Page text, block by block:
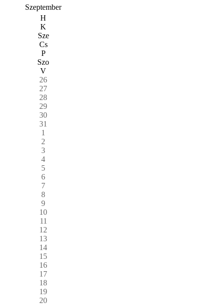
Szeptember
H
K
Sze
Cs
P
Szo
V
26
27
28
29
30
31
1
2
3
4
5
6
7
8
9
10
11
12
13
14
15
16
17
18
19
20